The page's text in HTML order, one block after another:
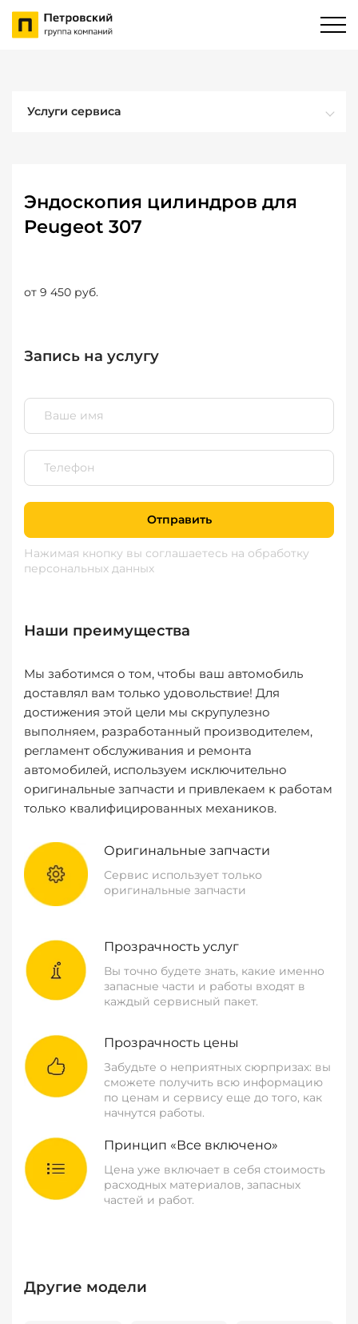
Услуги сервиса
Эндоскопия цилиндров для
Peugeot 307
от 9 450 руб.
Запись на услугу
Отправить
Нажимая кнопку вы соглашаетесь на обработку
персональных данных
Наши преимущества
Мы заботимся о том, чтобы ваш автомобиль
доставлял вам только удовольствие! Для
достижения этой цели мы скрупулезно
выполняем, разработанный производителем,
регламент обслуживания и ремонта
автомобилей, используем исключительно
оригинальные запчасти и привлекаем к работам
только квалифицированных механиков.
Оригинальные запчасти
Сервис использует только
оригинальные запчасти
Прозрачность услуг
Вы точно будете знать, какие именно
запасные части и работы входят в
каждый сервисный пакет.
Прозрачность цены
Забудьте о неприятных сюрпризах: вы
сможете получить всю информацию
по ценам и сервису еще до того, как
начнутся работы.
Принцип «Все включено»
Цена уже включает в себя стоимость
расходных материалов, запасных
частей и работ.
Другие модели